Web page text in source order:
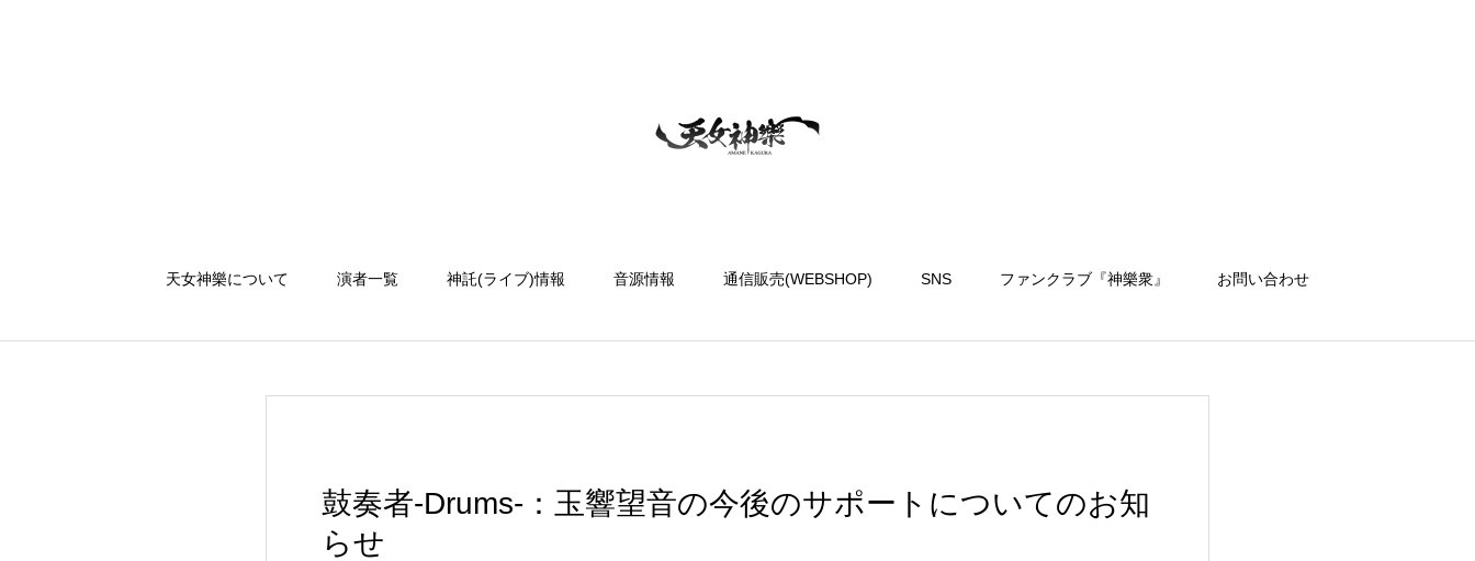
天女神樂について 演者一覧 神託(ライブ)情報 音源情報 通信販売(WEBSHOP) SNS ファンクラブ『神樂衆』 お問い合わせ
鼓奏者-Drums-：玉響望音の今後のサポートについてのお知
らせ